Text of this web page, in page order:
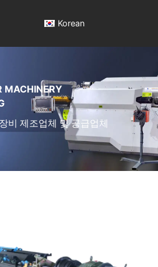
Korean
MACHINERY
비 제조업체 및 공급업체